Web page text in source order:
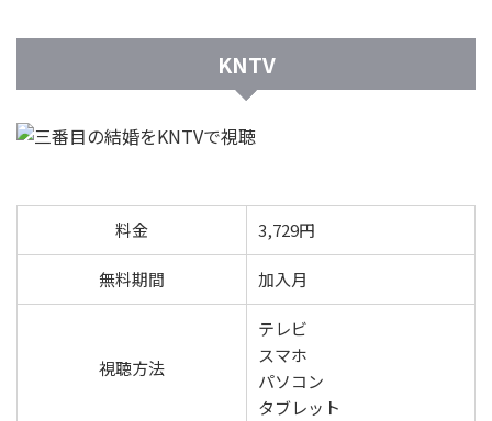
KNTV
料金 3,729円
無料期間 加入月
視聴方法
テレビ
スマホ
パソコン
タブレット